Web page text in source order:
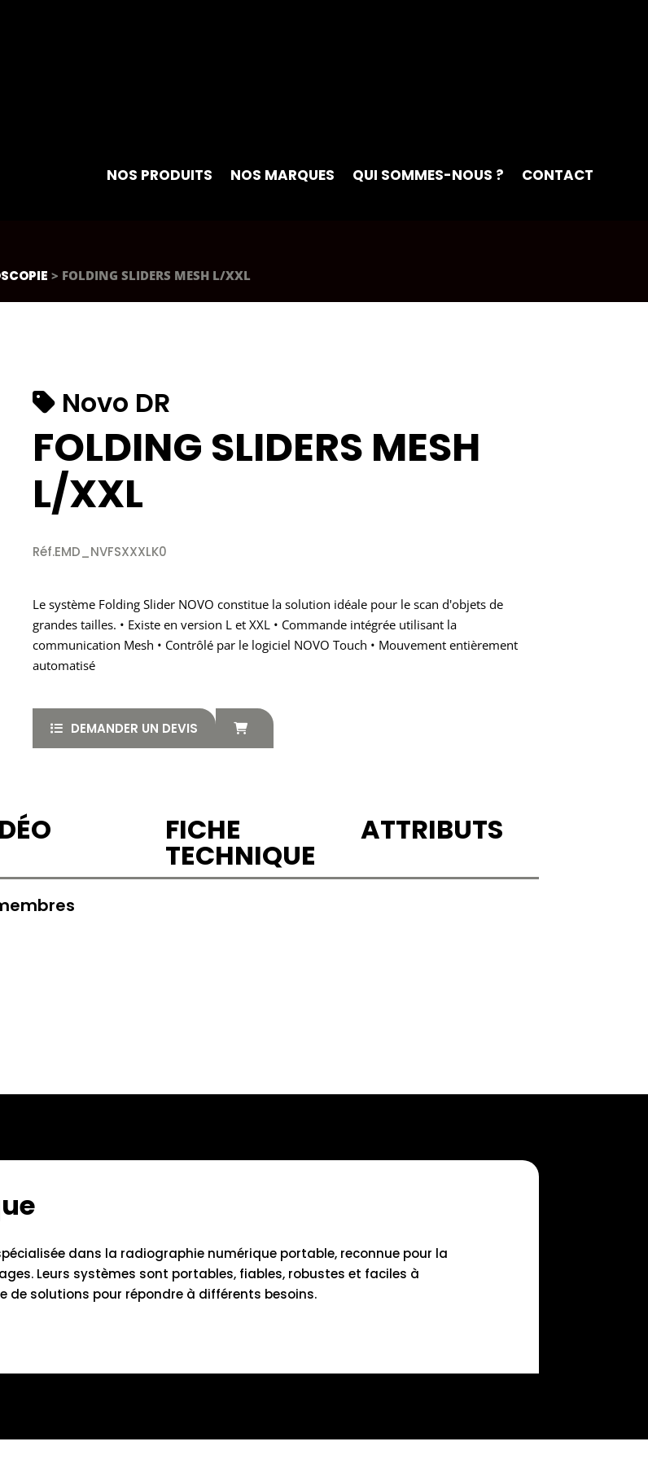
NOS PRODUITS NOS MARQUES QUI SOMMES-NOUS ? CONTACT
> FOLDING SLIDERS MESH L/XXL
Novo DR
FOLDING SLIDERS MESH
L/XXL
Réf.EMD_NVFSXXXLK0
Le système Folding Slider NOVO constitue la solution idéale pour le scan d'objets de
grandes tailles. • Existe en version L et XXL • Commande intégrée utilisant la
communication Mesh • Contrôlé par le logiciel NOVO Touch • Mouvement entièrement
automatisé
DEMANDER UN DEVIS
FICHE
TECHNIQUE
ATTRIBUTS
dans la radiographie numérique portable, reconnue pour la
Leurs systèmes sont portables, fiables, robustes et faciles à
de solutions pour répondre à différents besoins.